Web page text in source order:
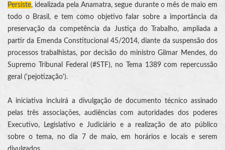
Persiste, idealizada pela Anamatra, segue durante o mês de maio em
todo o Brasil, e tem como objetivo falar sobre a importância da
preservação da competência da Justiça do Trabalho, ampliada a
partir da Emenda Constitucional 45/2014, diante da suspensão dos
processos trabalhistas, por decisão do ministro Gilmar Mendes, do
Supremo Tribunal Federal (#STF), no Tema 1389 com repercussão
geral ('pejotização').
A iniciativa incluirá a divulgação de documento técnico assinado
pelas três associações, audiências com autoridades dos poderes
Executivo, Legislativo e Judiciário e a realização de ato público
sobre o tema, no dia 7 de maio, em horários e locais e serem